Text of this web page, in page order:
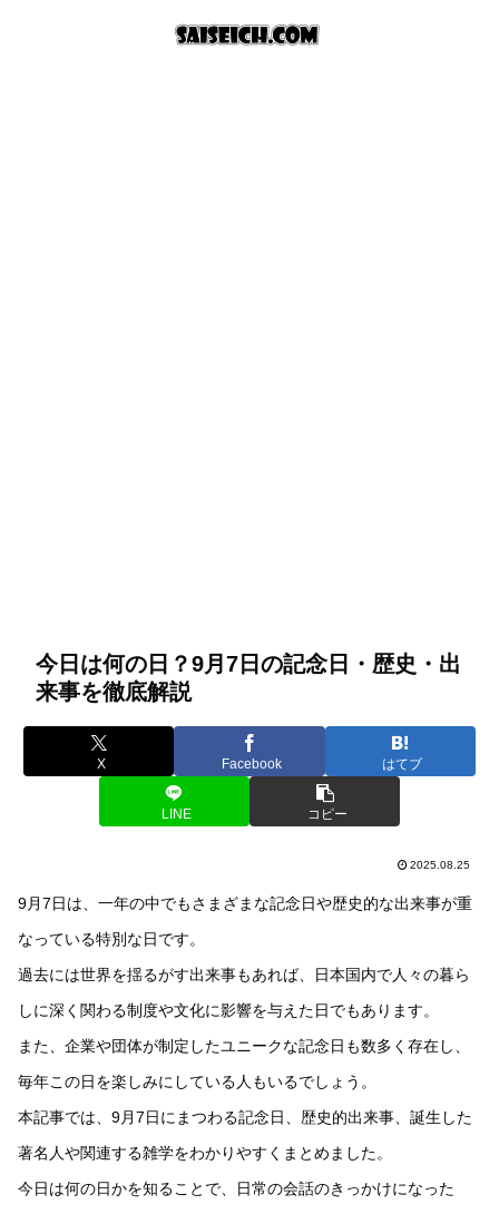
今日は何の日？9月7日の記念日・歴史・出
来事を徹底解説
X Facebook はてブ
LINE コピー
2025.08.25
9月7日は、一年の中でもさまざまな記念日や歴史的な出来事が重
なっている特別な日です。
過去には世界を揺るがす出来事もあれば、日本国内で人々の暮ら
しに深く関わる制度や文化に影響を与えた日でもあります。
また、企業や団体が制定したユニークな記念日も数多く存在し、
毎年この日を楽しみにしている人もいるでしょう。
本記事では、9月7日にまつわる記念日、歴史的出来事、誕生した
著名人や関連する雑学をわかりやすくまとめました。
今日は何の日かを知ることで、日常の会話のきっかけになった